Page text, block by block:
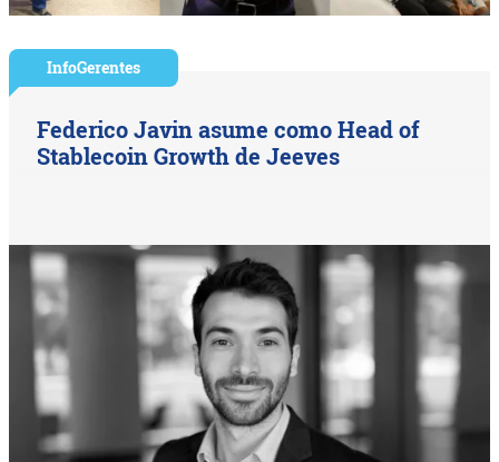
InfoGerentes
Federico Javin asume como Head of
Stablecoin Growth de Jeeves